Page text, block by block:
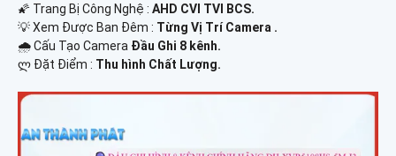
🌠 Trang Bị Công Nghệ : AHD CVI TVI BCS.
💡 Xem Được Ban Đêm : Từng Vị Trí Camera .
🌧️ Cấu Tạo Camera Đầu Ghi 8 kênh.
️ლ Đặt Điểm : Thu hình Chất Lượng.